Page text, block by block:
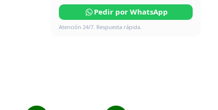
Pedir por WhatsApp
Atención 24/7. Respuesta rápida.